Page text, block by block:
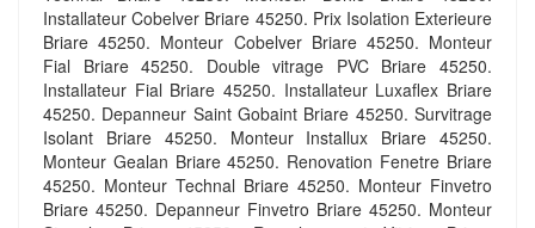
Installateur Cobelver Briare 45250. Prix Isolation Exterieure
Briare 45250. Monteur Cobelver Briare 45250. Monteur
Fial Briare 45250. Double vitrage PVC Briare 45250.
Installateur Fial Briare 45250. Installateur Luxaflex Briare
45250. Depanneur Saint Gobaint Briare 45250. Survitrage
Isolant Briare 45250. Monteur Installux Briare 45250.
Monteur Gealan Briare 45250. Renovation Fenetre Briare
45250. Monteur Technal Briare 45250. Monteur Finvetro
Briare 45250. Depanneur Finvetro Briare 45250. Monteur